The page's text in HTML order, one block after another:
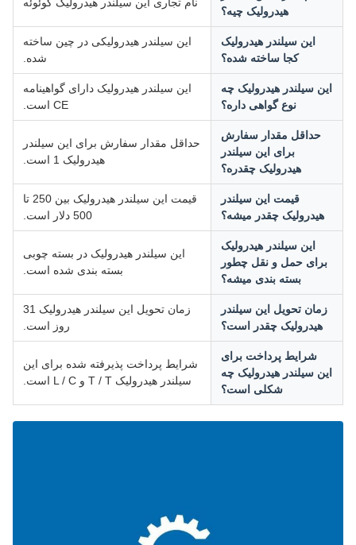
هیدرولیک چیه؟
نام تجاری این سیلندر هیدرولیک گوئوئه
این سیلندر هیدرولیک
کجا ساخته شده؟
این سیلندر هیدرولیکی در چین ساخته
سیلندر هیدرولیک چه
نوع گواهی داره؟
این سیلندر هیدرولیک دارای گواهینامه
حداقل مقدار سفارش
برای این سیلندر
هیدرولیک چقدره؟
حداقل مقدار سفارش برای این سیلندر
هیدرولیک 1 است.
قیمت این سیلندر
هیدرولیک چقدر میشه؟
قیمت این سیلندر هیدرولیک بین 250 تا
این سیلندر هیدرولیک
برای حمل و نقل چطور
بسته بندی میشه؟
این سیلندر هیدرولیک در بسته چوبی
بسته بندی شده است.
زمان تحویل این سیلندر
هیدرولیک چقدر است؟
زمان تحویل این سیلندر هیدرولیک 31
روز است.
شرایط پرداخت برای
سیلندر هیدرولیک چه
شکلی است؟
شرایط پرداخت پذیرفته شده برای این
سیلندر هیدرولیک T / T و L / C است.